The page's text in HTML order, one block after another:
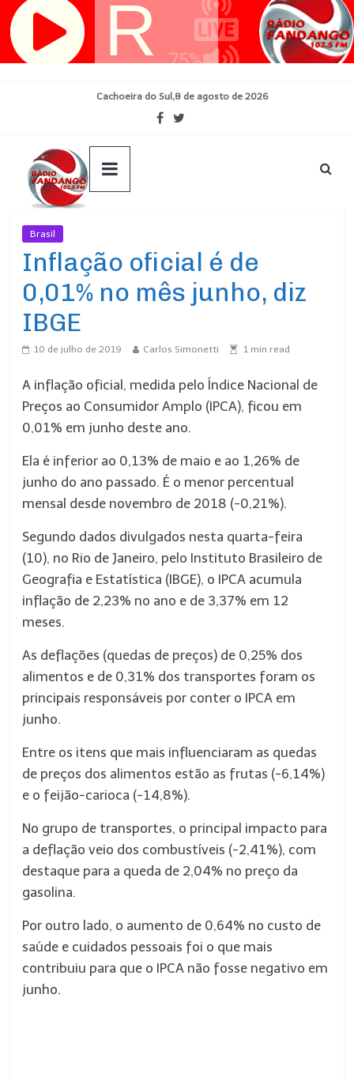
Pular
para
Cachoeira do Sul,8 de agosto de 2026
Brasil
Inflação oficial é de
0,01% no mês junho, diz
IBGE
10 de julho de 2019 Carlos Simonetti 1 min read
A inflação oficial, medida pelo Índice Nacional de
Preços ao Consumidor Amplo (IPCA), ficou em
0,01% em junho deste ano.
Ela é inferior ao 0,13% de maio e ao 1,26% de
junho do ano passado. É o menor percentual
mensal desde novembro de 2018 (-0,21%).
Segundo dados divulgados nesta quarta-feira
(10), no Rio de Janeiro, pelo Instituto Brasileiro de
Geografia e Estatística (IBGE), o IPCA acumula
inflação de 2,23% no ano e de 3,37% em 12
meses.
As deflações (quedas de preços) de 0,25% dos
alimentos e de 0,31% dos transportes foram os
principais responsáveis por conter o IPCA em
junho.
Entre os itens que mais influenciaram as quedas
de preços dos alimentos estão as frutas (-6,14%)
e o feijão-carioca (-14,8%).
No grupo de transportes, o principal impacto para
a deflação veio dos combustíveis (-2,41%), com
destaque para a queda de 2,04% no preço da
gasolina.
Por outro lado, o aumento de 0,64% no custo de
saúde e cuidados pessoais foi o que mais
contribuiu para que o IPCA não fosse negativo em
junho.